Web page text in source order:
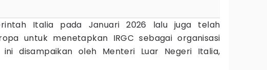
Italia pada Januari 2026 lalu juga telah
untuk menetapkan IRGC sebagai organisasi
ini disampaikan oleh Menteri Luar Negeri Italia,